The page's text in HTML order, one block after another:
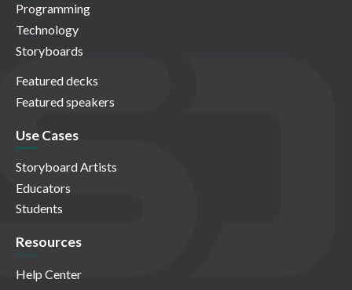
Programming
Technology
Storyboards
Featured decks
Featured speakers
Use Cases
Storyboard Artists
Educators
Students
Resources
Help Center